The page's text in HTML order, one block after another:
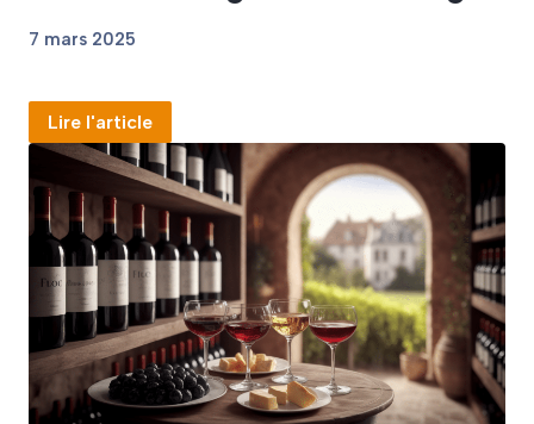
7 mars 2025
Lire l'article